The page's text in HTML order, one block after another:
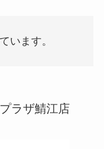
います。
ラザ鯖江店